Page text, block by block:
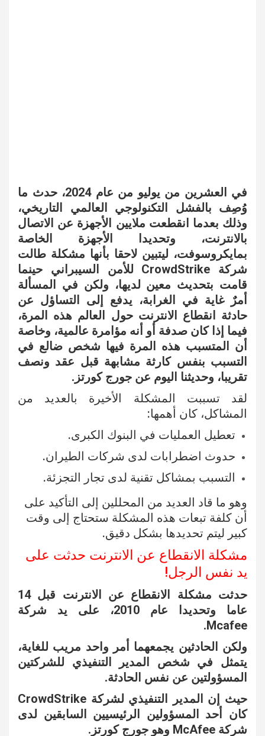
في العشرين من يوليو من عام 2024، حدث ما
وُصِف بالفشل التكنولوجي العالمي التاريخي،
وذلك بعدما انقطعت ملايين الأجهزة عن الاتصال
بالانترنت، وتحديدا الأجهزة الخاصة
بمايكروسوفت، ليتبين لاحقا بأنها مشكلة طالت
شركة CrowdStrike للأمن السيبراني حينما
قامت بتحديث معين لديها، ولكن في المسألة
أمرٌ غاية في الغرابة، يدفع إلى التساؤل عن
حادثة انقطاع الانترنت حول العالم هذه المرة،
فيما إذا كان صدفة أو أنه مؤامرة عالمية، وخاصة
أن المتسبب هذه المرة فيها شخص ضالع في
التسبب بنفس كارثة مشابهة قبل عقد ونصف
تقريبا، وحديثنا اليوم عن جورج كورتز.
لقد تسببت المشكلة الأخيرة بالعديد من
المشاكل، كان أهمها:
تعطيل العمليات في البنوك الكبرى.
حدوث اضطرابات لدى شركات الطيران.
التسبب بمشاكل تقنية لدى تجار التجزئة.
وهو ما قاد العديد من المحللين إلى التأكيد على
أن كلفة تبعات هذه المشكلة ستحتاج إلى وقت
كبير ليتم تحديدها بشكل دقيق.
مشكلة الانقطاع عن الانترنت حدثت على
يد نفس الرجل!
حدثت مشكلة الانقطاع عن الانترنت قبل 14
عاما وتحديدا عام 2010، على يد شركة
Mcafee.
ولكن الحادثين يجمعهما أمر واحد مريب للغاية،
يتمثل في شخص المدير التنفيذي للشركتين
المسؤولتين عن نفس الحادثة.
حيث إن المدير التنفيذي لشركة CrowdStrike
كان أحد المسؤولين الرئيسيين السابقين لدى
شركة McAfee وهو جورج كورتز.